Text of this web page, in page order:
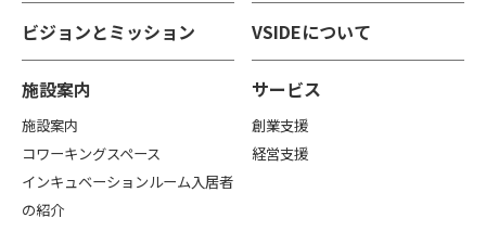
ビジョンとミッション VSIDEについて
施設案内
施設案内
コワーキングスペース
インキュベーションルーム入居者
の紹介
サービス
創業支援
経営支援